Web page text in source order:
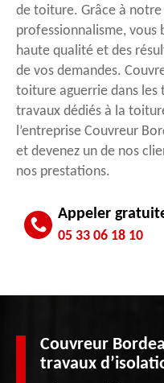
de toiture. Grâce à
professionnalisme, vous
haute qualité et des
de vos demandes.
toiture aguerrie dans
travaux dédiés à la
l’entreprise Couvreur
et devenez un de nos
nos prestations.
Appeler
05 33 06 18 10
Couvreur
travaux